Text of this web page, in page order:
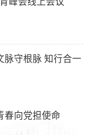
脉守根脉 知行合一
春向党担使命